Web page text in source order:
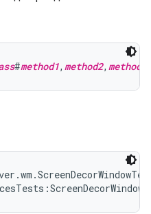
#method1, method2, method3